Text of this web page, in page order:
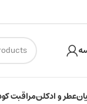
عطر و ادکلنمراقبت